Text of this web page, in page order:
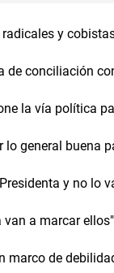
y
de conciliación
la vía política
lo general buena
y no lo
a marcar
marco de